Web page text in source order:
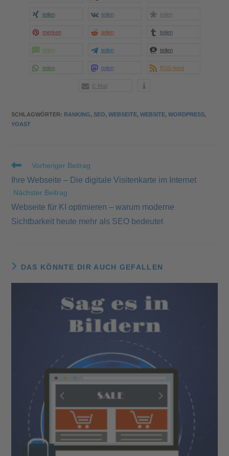
teilen teilen teilen
merken teilen teilen
teilen teilen teilen
teilen teilen RSS-feed
E-Mail
SCHLAGWÖRTER: RANKING, SEO, WEBSEITE, WEBSITE, WORDPRESS,
YOAST
Vorheriger Beitrag
Ihre Webseite – Die digitale Visitenkarte im Internet
Nächster Beitrag
Webseite für KI optimieren – warum moderne
Sichtbarkeit heute mehr als SEO bedeutet
DAS KÖNNTE DIR AUCH GEFALLEN